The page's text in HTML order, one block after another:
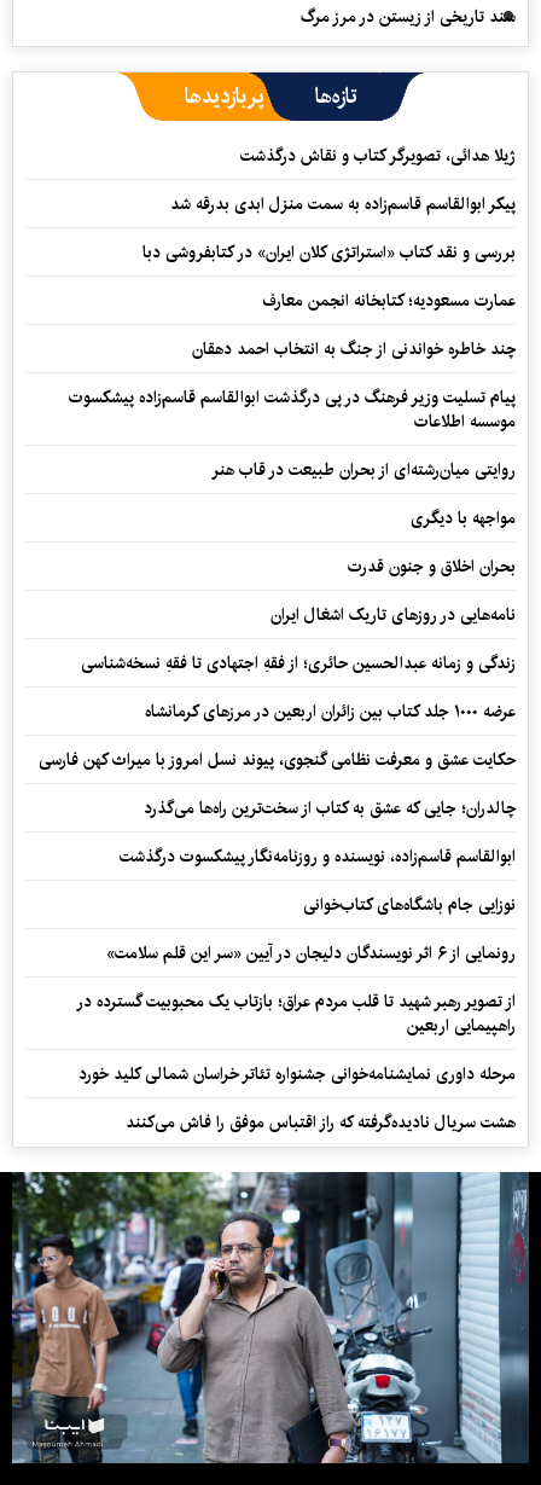
سند تاریخی از زیستن در مرز مرگ
تازه‌ها پربازدیدها
ژیلا هدائی، تصویرگر کتاب و نقاش درگذشت
پیکر ابوالقاسم قاسم‌زاده به سمت منزل ابدی بدرقه شد
بررسی و نقد کتاب «استراتژی کلان ایران» در کتابفروشی دبا
عمارت مسعودیه؛ کتابخانه انجمن معارف
چند خاطره خواندنی از جنگ به انتخاب احمد دهقان
پیام تسلیت وزیر فرهنگ در پی درگذشت ابوالقاسم قاسم‌زاده پیشکسوت
موسسه اطلاعات
روایتی میان‌رشته‌ای از بحران طبیعت در قاب هنر
مواجهه با دیگری
بحران اخلاق و جنون قدرت
نامه‌هایی در روزهای تاریک اشغال ایران
زندگی و زمانه عبدالحسین حائری؛ از فقهِ اجتهادی تا فقهِ نسخه‌شناسی
عرضه ۱۰۰۰ جلد کتاب بین زائران اربعین در مرزهای کرمانشاه
حکایت عشق و معرفت نظامی گنجوی، پیوند نسل امروز با میراث کهن فارسی
چالدران؛ جایی که عشق به کتاب از سخت‌ترین راه‌ها می‌گذرد
ابوالقاسم قاسم‌زاده، نویسنده و روزنامه‌نگار پیشکسوت درگذشت
نوزایی جام باشگاه‌های کتاب‌خوانی
رونمایی از ۶ اثر نویسندگان دلیجان در آیین «سر این قلم سلامت»
از تصویر رهبر شهید تا قلب مردم عراق؛ بازتاب یک محبوبیت گسترده در
راهپیمایی اربعین
مرحله داوری نمایشنامه‌خوانی جشنواره تئاتر خراسان شمالی کلید خورد
هشت سریال نادیده‌گرفته که راز اقتباس موفق را فاش می‌کنند